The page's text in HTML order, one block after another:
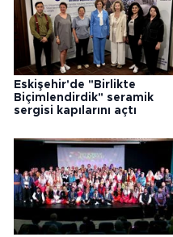
Eskişehir'de "Birlikte
Biçimlendirdik" seramik
sergisi kapılarını açtı